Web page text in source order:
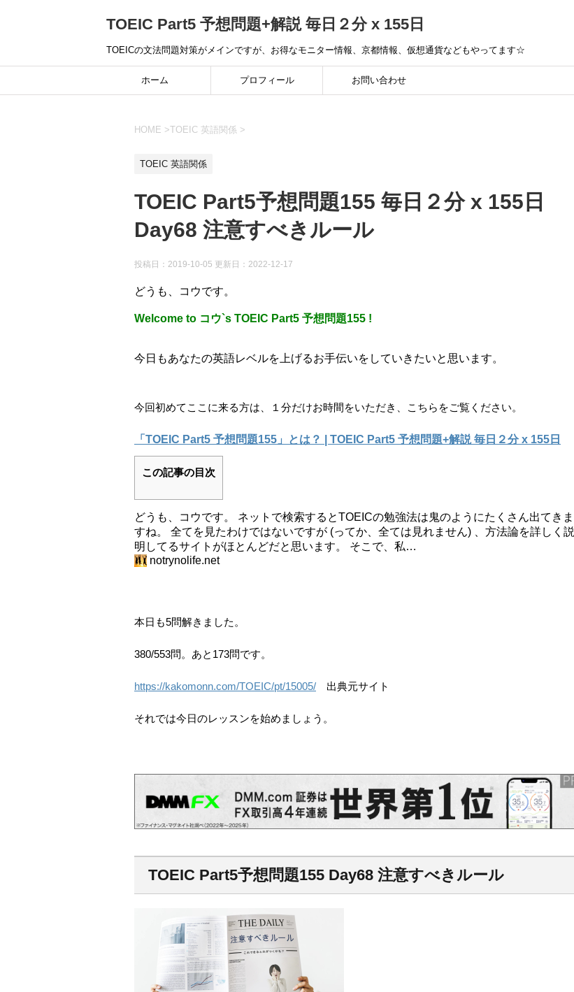
TOEIC Part5 予想問題+解説 毎日２分 x 155日
TOEICの文法問題対策がメインですが、お得なモニター情報、京都情報、仮想通貨などもやってます☆
ホーム プロフィール お問い合わせ
HOME >TOEIC 英語関係 >
TOEIC 英語関係
TOEIC Part5予想問題155 毎日２分 x 155日
Day68 注意すべきルール
投稿日：2019-10-05 更新日： 2022-12-17
どうも、コウです。
Welcome to コウ`s TOEIC Part5 予想問題155 !
今日もあなたの英語レベルを上げるお手伝いをしていきたいと思います。
今回初めてここに来る方は、１分だけお時間をいただき、こちらをご覧ください。
「TOEIC Part5 予想問題155」とは？ | TOEIC Part5 予想問題+解説 毎日２分 x 155日
この記事の目次
どうも、コウです。 ネットで検索するとTOEICの勉強法は鬼のようにたくさん出てきま
すね。 全てを見たわけではないですが (ってか、全ては見れません) 、方法論を詳しく説
明してるサイトがほとんどだと思います。 そこで、私…
notrynolife.net
本日も5問解きました。
380/553問。あと173問です。
https://kakomonn.com/TOEIC/pt/15005/ 出典元サイト
それでは今日のレッスンを始めましょう。
TOEIC Part5予想問題155 Day68 注意すべきルール